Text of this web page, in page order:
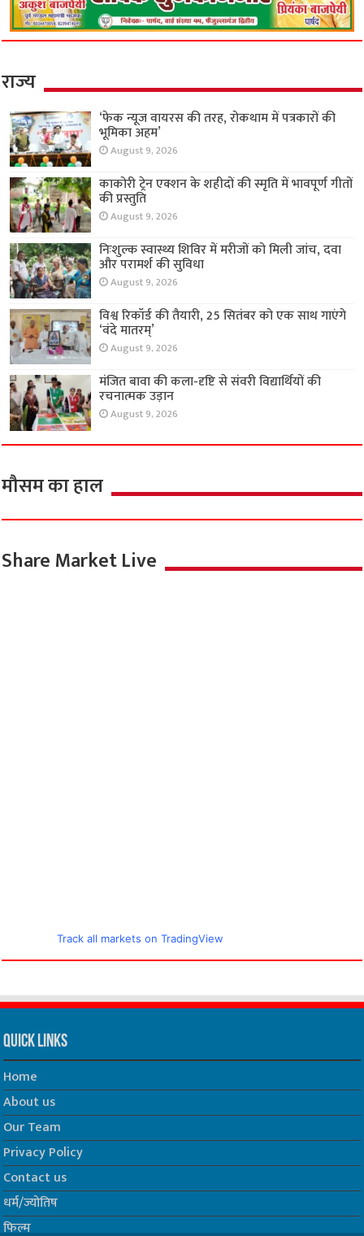
राज्य
‘फेक न्यूज वायरस की तरह, रोकथाम में पत्रकारों की
भूमिका अहम’
August 9, 2026
काकोरी ट्रेन एक्शन के शहीदों की स्मृति में भावपूर्ण गीतों
की प्रस्तुति
August 9, 2026
निःशुल्क स्वास्थ्य शिविर में मरीजों को मिली जांच, दवा
और परामर्श की सुविधा
August 9, 2026
विश्व रिकॉर्ड की तैयारी, 25 सितंबर को एक साथ गाएंगे
‘वंदे मातरम्’
August 9, 2026
मंजित बावा की कला-दृष्टि से संवरी विद्यार्थियों की
रचनात्मक उड़ान
August 9, 2026
मौसम का हाल
Share Market Live
Track all markets on TradingView
Quick Links
Home
About us
Our Team
Privacy Policy
Contact us
धर्म/ज्योतिष
फिल्म